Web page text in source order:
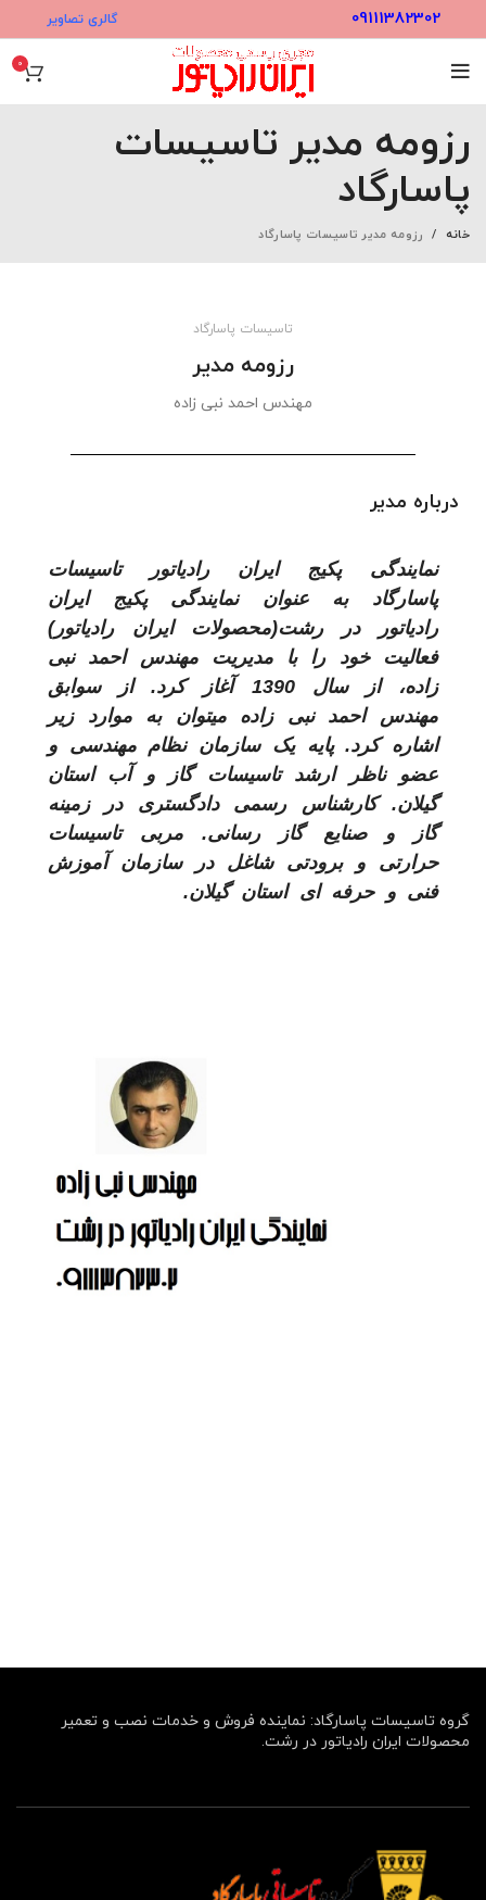
09111382302 گالری تصاویر
0
رزومه مدیر تاسیسات
پاسارگاد
خانه رزومه مدیر تاسیسات پاسارگاد
تاسیسات پاسارگاد
رزومه مدیر
مهندس احمد نبی زاده
درباره مدیر
نمایندگی پکیج ایران رادیاتور تاسیسات
پاسارگاد به عنوان نمایندگی پکیج ایران
رادیاتور در رشت(محصولات ایران رادیاتور)
فعالیت خود را با مدیریت مهندس احمد نبی
زاده، از سال 1390 آغاز کرد. از سوابق
مهندس احمد نبی زاده میتوان به موارد زیر
اشاره کرد. پایه یک سازمان نظام مهندسی و
عضو ناظر ارشد تاسیسات گاز و آب استان
گیلان. کارشناس رسمی دادگستری در زمینه
گاز و صنایع گاز رسانی. مربی تاسیسات
حرارتی و برودتی شاغل در سازمان آموزش
فنی و حرفه ای استان گیلان.
گروه تاسیسات پاسارگاد: نماینده فروش و خدمات نصب و تعمیر
محصولات ایران رادیاتور در رشت.